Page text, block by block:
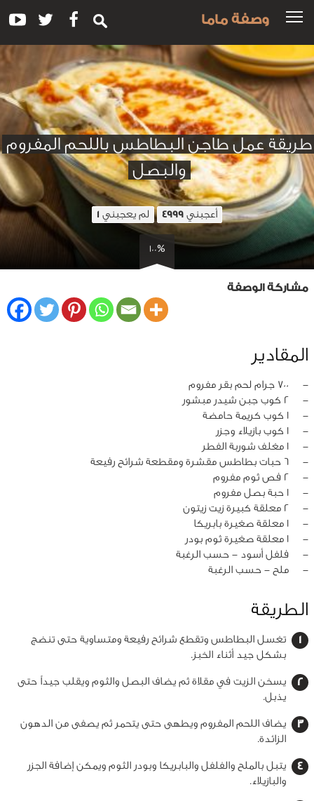
وصفة ماما
طريقة عمل طاجن البطاطس باللحم المفروم
والبصل
أعجبني 4999 لم يعجبني 1
100%
مشاركة الوصفة
المقادير
‏-
700 جرام لحم بقر مفروم
‏-
2 كوب جبن شيدر مبشور
‏-
1 كوب كريمة حامضة
‏-
1 كوب بازيلاء وجزر
‏-
1 مغلف شوربة الفطر
‏-
6 حبات بطاطس مقشرة ومقطعة شرائح رفيعة
‏-
2 فص ثوم مفروم
‏-
1 حبة بصل مفروم
‏-
2 معلقة كبيرة زيت زيتون
‏-
1 معلقة صغيرة بابريكا
‏-
1 معلقة صغيرة ثوم بودر
‏-
فلفل أسود - حسب الرغبة
‏-
ملح - حسب الرغبة
الطريقة
تغسل البطاطس وتقطع شرائح رفيعة ومتساوية حتى تنضج
بشكل جيد أثناء الخبز.
يسخن الزيت في مقلاة ثم يضاف البصل والثوم ويقلب جيداً حتى
يذبل.
يضاف اللحم المفروم ويطهى حتى يتحمر ثم يصفى من الدهون
الزائدة.
يتبل بالملح والفلفل والبابريكا وبودر الثوم ويمكن إضافة الجزر
والبازيلاء.